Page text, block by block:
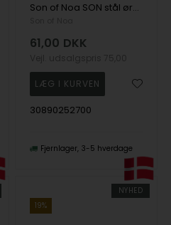
Son of Noa SON stål ørestik 5 mm, 1 stk.
61,00 DKK
30890252700
Fjernlager 3-5 hverdage
NYHED
19%